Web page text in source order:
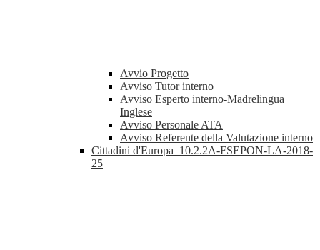
Avvio Progetto
Avviso Tutor interno
Avviso Esperto interno-Madrelingua
Inglese
Avviso Personale ATA
Avviso Referente della Valutazione interno
Cittadini d'Europa_10.2.2A-FSEPON-LA-2018-
25